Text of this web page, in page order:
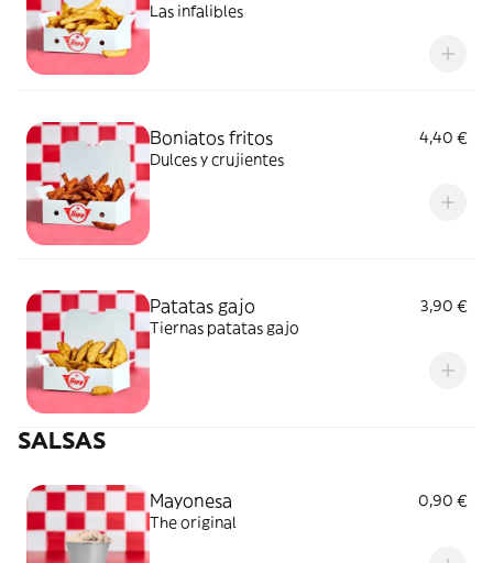
Las infalibles
Boniatos fritos
4,40 €
Dulces y crujientes
Patatas gajo
3,90 €
Tiernas patatas gajo
SALSAS
Mayonesa
0,90 €
The original